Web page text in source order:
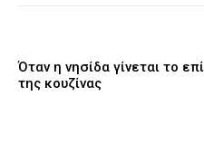
Όταν η νησίδα γίνεται το
της κουζίνας